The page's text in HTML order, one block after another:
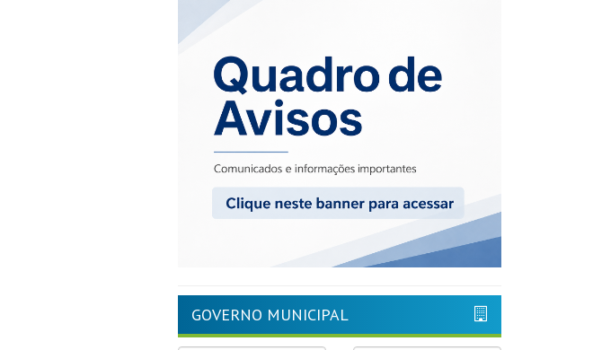
GOVERNO MUNICIPAL